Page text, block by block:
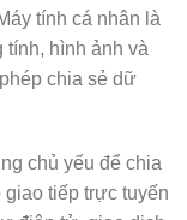
tính cá nhân là
tính, hình ảnh và
chia sẻ dữ
chủ yếu để chia
tiếp trực tuyến